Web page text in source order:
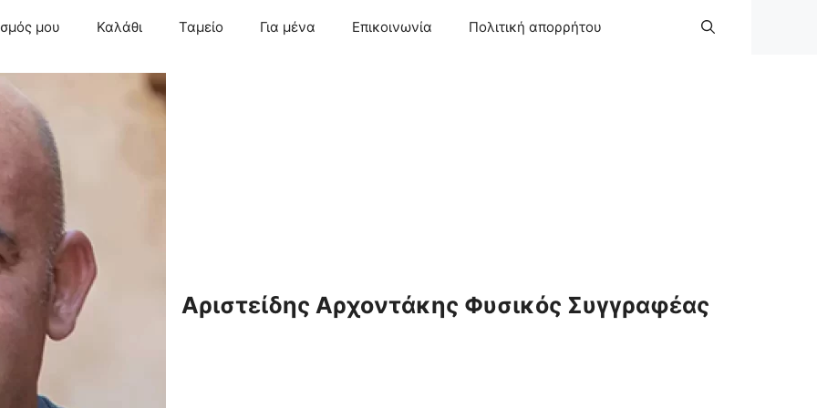
μου Καλάθι Ταμείο Για μένα Επικοινωνία Πολιτική απορρήτου
Αριστείδης Αρχοντάκης Φυσικός Συγγραφέας